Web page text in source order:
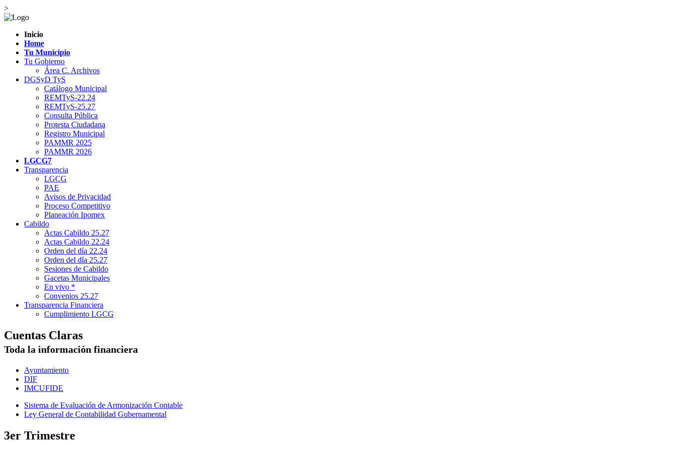
>
Inicio
Home
Tu Municipio
Tu Gobierno
Área C. Archivos
DGSyD TyS
Catálogo Municipal
REMTyS-22.24
REMTyS-25.27
Consulta Pública
Protesta Ciudadana
Registro Municipal
PAMMR 2025
PAMMR 2026
LGCG7
Transparencia
LGCG
PAE
Avisos de Privacidad
Proceso Competitivo
Planeación Ipomex
Cabildo
Actas Cabildo 25.27
Actas Cabildo 22.24
Orden del día 22.24
Orden del día 25.27
Sesiones de Cabildo
Gacetas Municipales
En vivo *
Convenios 25.27
Transparencia Financiera
Cumplimiento LGCG
Cuentas Claras
Toda la información financiera
Ayuntamiento
DIF
IMCUFIDE
Sistema de Evaluación de Armonización Contable
Ley General de Contabilidad Gubernamental
3er Trimestre